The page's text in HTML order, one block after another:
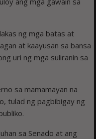
ng mga batas at
at kaayusan sa bansa
uri ng mga suliranin sa
sa mamamayan na
tulad ng pagbibigay ng
sa Senado at ang